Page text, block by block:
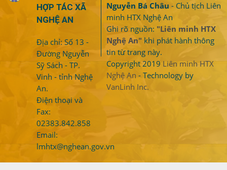
HỢP TÁC XÃ
NGHỆ AN
Địa chỉ: Số 13 -
Đường Nguyễn
Sỹ Sách - TP.
Vinh - tỉnh Nghệ
An.
Điện thoại và
Fax:
02383.842.858
Email:
lmhtx@nghean.gov.vn
Nguyễn Bá Châu - Chủ tịch Liên
minh HTX Nghệ An
Ghi rõ nguồn: "Liên minh HTX
Nghệ An" khi phát hành thông
tin từ trang này.
Copyright 2019 Liên minh HTX
Nghệ An - Technology by
VanLinh Inc.